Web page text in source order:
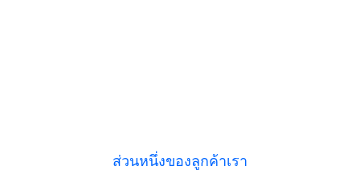
ส่วนหนึ่งของลูกค้าเรา